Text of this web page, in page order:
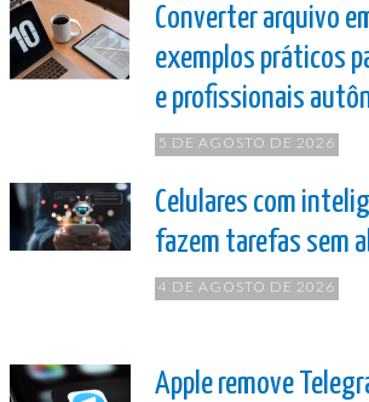
Converter arquivo
exemplos práticos
e profissionais
5 DE AGOSTO DE 2026
Celulares com
fazem tarefas sem
4 DE AGOSTO DE 2026
Apple remove